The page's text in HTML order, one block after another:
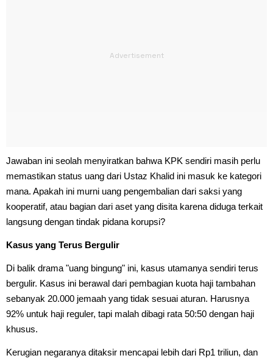
Jawaban ini seolah menyiratkan bahwa KPK sendiri masih perlu
memastikan status uang dari Ustaz Khalid ini masuk ke kategori
mana. Apakah ini murni uang pengembalian dari saksi yang
kooperatif, atau bagian dari aset yang disita karena diduga terkait
langsung dengan tindak pidana korupsi?
Kasus yang Terus Bergulir
Di balik drama "uang bingung" ini, kasus utamanya sendiri terus
bergulir. Kasus ini berawal dari pembagian kuota haji tambahan
sebanyak 20.000 jemaah yang tidak sesuai aturan. Harusnya
92% untuk haji reguler, tapi malah dibagi rata 50:50 dengan haji
khusus.
Kerugian negaranya ditaksir mencapai lebih dari Rp1 triliun, dan